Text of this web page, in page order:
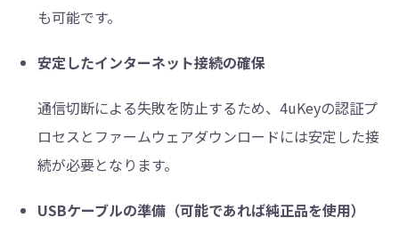
も可能です。
安定したインターネット接続の確保
通信切断による失敗を防止するため、4uKeyの認証プ
ロセスとファームウェアダウンロードには安定した接
続が必要となります。
USBケーブルの準備（可能であれば純正品を使用）